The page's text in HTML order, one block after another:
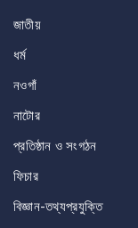
জাতীয়
ধর্ম
নওগাঁ
নাটোর
প্রতিষ্ঠান ও সংগঠন
ফিচার
বিজ্ঞান-তথ্যপ্রযুক্তি